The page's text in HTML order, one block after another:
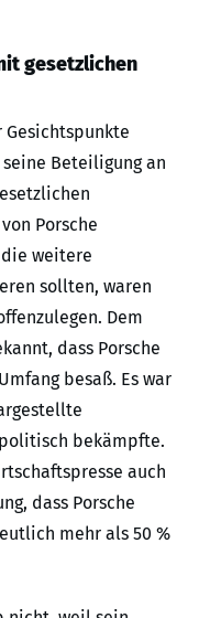
gesetzlichen
Gesichtspunkte
Beteiligung an
Porsche
weitere
sollten, waren
Dem
dass Porsche
besaß. Es war
politisch bekämpfte.
auch
dass Porsche
mehr als 50 %